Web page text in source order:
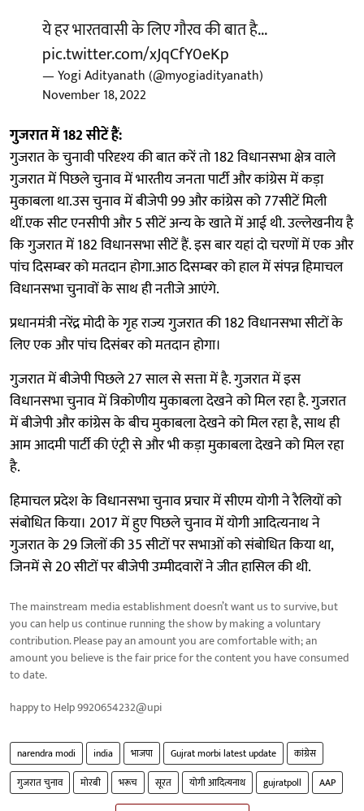
ये हर भारतवासी के लिए गौरव की बात है...
pic.twitter.com/xJqCfY0eKp
— Yogi Adityanath (@myogiadityanath)
November 18, 2022
गुजरात में 182 सीटें हैं:
गुजरात के चुनावी परिदृश्य की बात करें तो 182 विधानसभा क्षेत्र वाले
गुजरात में पिछले चुनाव में भारतीय जनता पार्टी और कांग्रेस में कड़ा
मुकाबला था.उस चुनाव में बीजेपी 99 और कांग्रेस को 77सीटें मिली
थीं.एक सीट एनसीपी और 5 सीटें अन्य के खाते में आई थी. उल्लेखनीय है
कि गुजरात में 182 विधानसभा सीटें हैं. इस बार यहां दो चरणों में एक और
पांच दिसम्बर को मतदान होगा.आठ दिसम्बर को हाल में संपन्न हिमाचल
विधानसभा चुनावों के साथ ही नतीजे आएंगे.
प्रधानमंत्री नरेंद्र मोदी के गृह राज्य गुजरात की 182 विधानसभा सीटों के
लिए एक और पांच दिसंबर को मतदान होगा।
गुजरात में बीजेपी पिछले 27 साल से सत्ता में है. गुजरात में इस
विधानसभा चुनाव में त्रिकोणीय मुकाबला देखने को मिल रहा है. गुजरात
में बीजेपी और कांग्रेस के बीच मुकाबला देखने को मिल रहा है, साथ ही
आम आदमी पार्टी की एंट्री से और भी कड़ा मुकाबला देखने को मिल रहा
है.
हिमाचल प्रदेश के विधानसभा चुनाव प्रचार में सीएम योगी ने रैलियों को
संबोधित किया। 2017 में हुए पिछले चुनाव में योगी आदित्यनाथ ने
गुजरात के 29 जिलों की 35 सीटों पर सभाओं को संबोधित किया था,
जिनमें से 20 सीटों पर बीजेपी उम्मीदवारों ने जीत हासिल की थी.
The mainstream media establishment doesn’t want us to survive, but
you can help us continue running the show by making a voluntary
contribution. Please pay an amount you are comfortable with; an
amount you believe is the fair price for the content you have consumed
to date.
happy to Help 9920654232@upi
narendra modi india भाजपा Gujrat morbi latest update
कांग्रेस
गुजरात चुनाव
मोरबी भरूच सूरत योगी आदित्यनाथ gujratpoll AAP